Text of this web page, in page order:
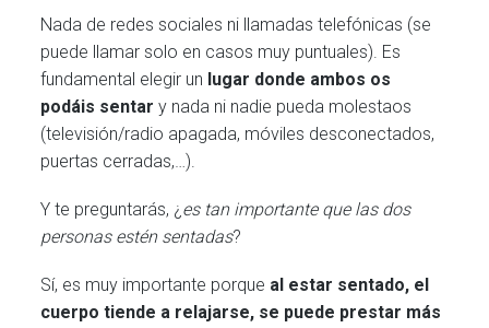
Nada de redes sociales ni llamadas telefónicas (se
puede llamar solo en casos muy puntuales). Es
fundamental elegir un lugar donde ambos os
podáis sentar y nada ni nadie pueda molestaos
(televisión/radio apagada, móviles desconectados,
puertas cerradas,…).
Y te preguntarás, ¿ es tan importante que las dos
personas estén sentadas?
Sí, es muy importante porque al estar sentado, el
cuerpo tiende a relajarse, se puede prestar más